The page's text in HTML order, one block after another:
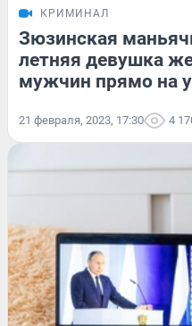
КРИМИНАЛ
Зюзинская
летняя девушка
мужчин прямо на
21 февраля, 2023, 17:30 4